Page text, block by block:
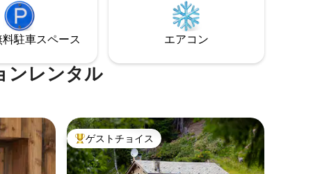
回のご滞
かりま
駐⁠車ス⁠ペ⁠ー⁠ス エアコン
ンレンタル
大好評のゲストチョイスです。
ゲストチョイス